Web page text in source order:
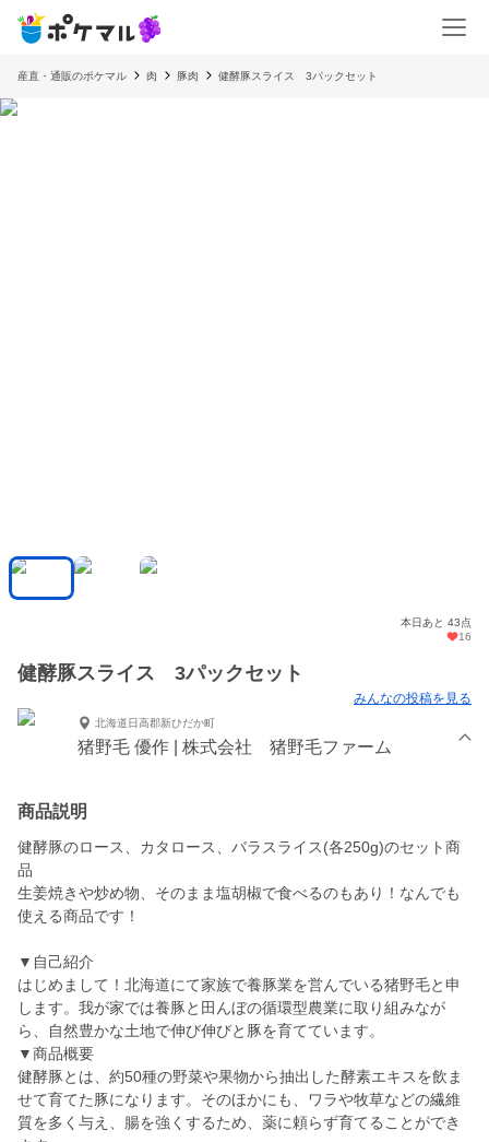
産直・通販のポケマル 肉 豚肉 健酵豚スライス 3パックセット
本日あと 43点
16
健酵豚スライス 3パックセット
みんなの投稿を見る
北海道日高郡新ひだか町
猪野毛 優作 | 株式会社 猪野毛ファーム
商品説明
健酵豚のロース、カタロース、バラスライス(各250g)のセット商
品
生姜焼きや炒め物、そのまま塩胡椒で食べるのもあり！なんでも
使える商品です！
▼自己紹介
はじめまして！北海道にて家族で養豚業を営んでいる猪野毛と申
します。我が家では養豚と田んぼの循環型農業に取り組みなが
ら、自然豊かな土地で伸び伸びと豚を育てています。
▼商品概要
健酵豚とは、約50種の野菜や果物から抽出した酵素エキスを飲ま
せて育てた豚になります。そのほかにも、ワラや牧草などの繊維
質を多く与え、腸を強くするため、薬に頼らず育てることができ